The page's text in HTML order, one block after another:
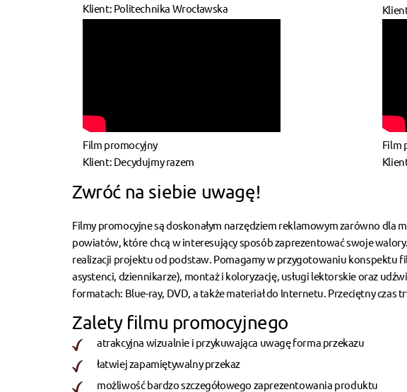
Klient: Politechnika Wrocławska
Film promocyjny
Klient: Decydujmy razem
Film
Zwróć na siebie uwagę!
Filmy promocyjne są doskonałym narzędziem reklamowym zarówno dla
powiatów, które chcą w interesujący sposób zaprezentować swoje
realizacji projektu od podstaw. Pomagamy w przygotowaniu konspektu
asystenci, dziennikarze), montaż i koloryzację, usługi lektorskie oraz
formatach: Blue-ray, DVD, a także materiał do Internetu. Przeciętny czas
Zalety filmu promocyjnego
atrakcyjna wizualnie i przykuwająca uwagę forma przekazu
łatwiej zapamiętywalny przekaz
możliwość bardzo szczegółowego zaprezentowania produktu